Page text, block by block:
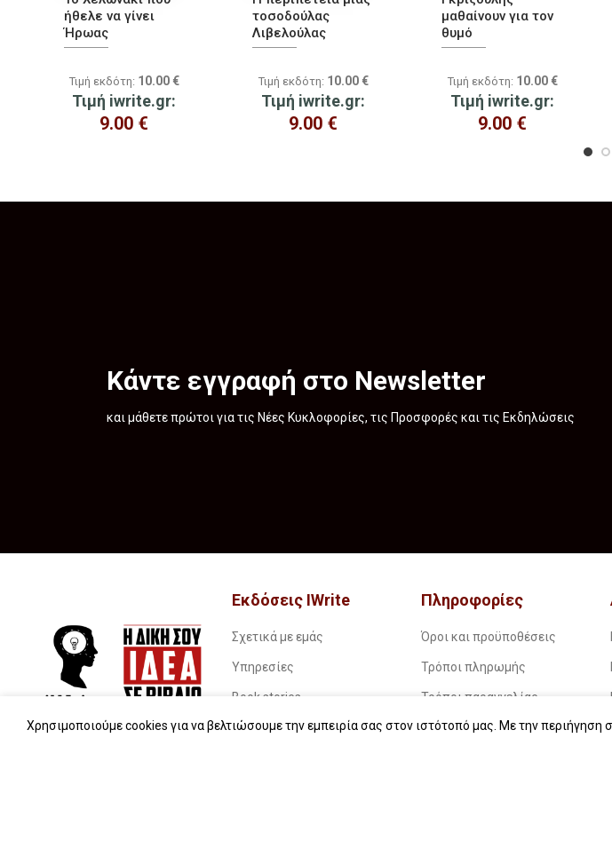
ήθελε να γίνει
Ήρωας
Τιμή εκδότη: 10.00 €
Τιμή iwrite.gr:
9.00 €
τοσοδούλας
Λιβελούλας
Τιμή εκδότη: 10.00 €
Τιμή iwrite.gr:
9.00 €
μαθαίνουν για τον
θυμό
Τιμή εκδότη: 10.00 €
Τιμή iwrite.gr:
9.00 €
Κάντε εγγραφή στο Newsletter
και μάθετε πρώτοι για τις Νέες Κυκλοφορίες, τις Προσφορές και τις Εκδηλώσεις
Εκδόσεις IWrite
Σχετικά με εμάς
Υπηρεσίες
Book stories…
Συχνές ερωτήσεις (FAQs)
Πληροφορίες
Όροι και προϋποθέσεις
Τρόποι πληρωμής
Τρόποι παραγγελίας
Τρόποι παραλαβής
Χρησιμοποιούμε cookies για να βελτιώσουμε την εμπειρία σας στον ιστότοπό μας. Με την